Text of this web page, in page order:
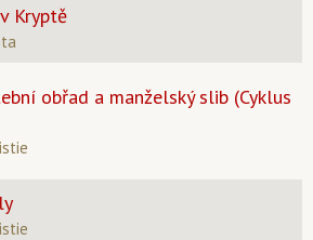
Kryptě
obřad a manželský slib (Cyklus